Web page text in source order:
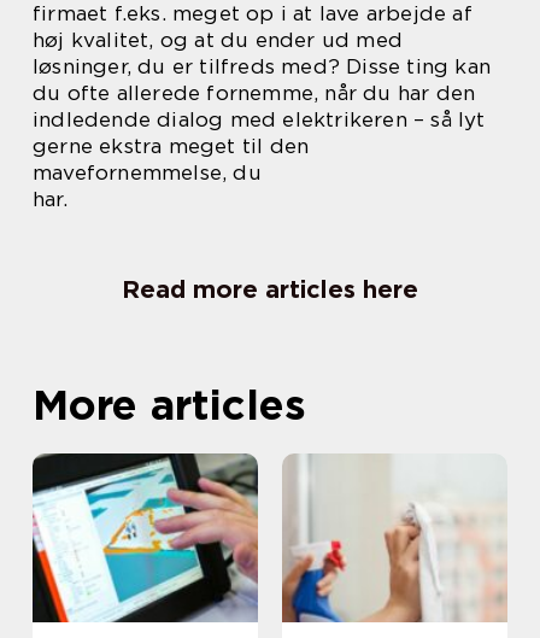
firmaet f.eks. meget op i at lave arbejde af
høj kvalitet, og at du ender ud med
løsninger, du er tilfreds med? Disse ting kan
du ofte allerede fornemme, når du har den
indledende dialog med elektrikeren – så lyt
gerne ekstra meget til den
mavefornemmelse, du
har.
Read more articles here
More articles